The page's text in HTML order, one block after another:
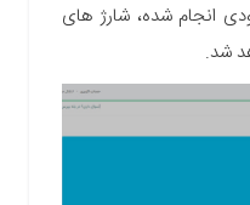
انجام شده، شارژ های
شد.